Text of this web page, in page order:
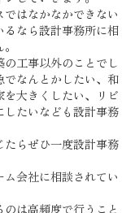
はなかなかできない
るなら設計事務所に相
工事以外のことでし
でなんとかしたい、和
大きくしたい、リビ
したいなども設計事務
らぜひ一度設計事務
会社に相談されてい
は高頻度で行うこと